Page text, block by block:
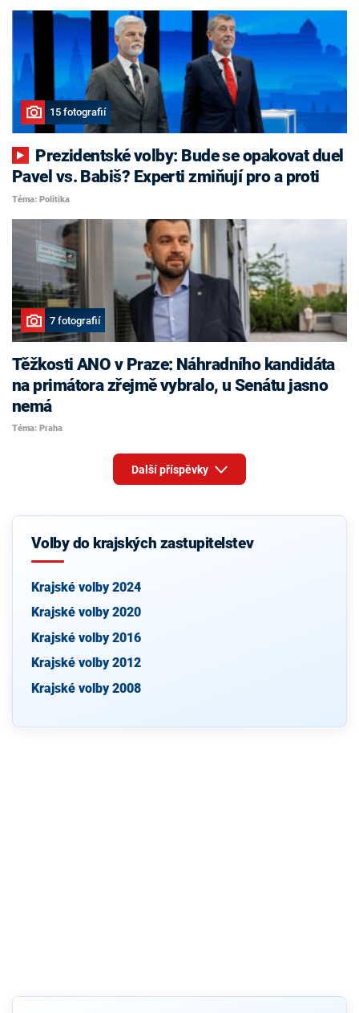
15 fotografií
Pavel vs. Babiš? Experti zmiňují pro a proti
Téma: Politika
7 fotografií
Těžkosti ANO v Praze: Náhradního kandidáta
na primátora zřejmě vybralo, u Senátu jasno
nemá
Téma: Praha
Další příspěvky
Volby do krajských zastupitelstev
Krajské volby 2024
Krajské volby 2020
Krajské volby 2016
Krajské volby 2012
Krajské volby 2008